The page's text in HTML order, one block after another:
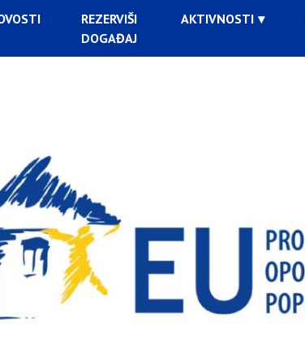
REZERVIŠI
DOGAĐAJ
AKTIVNOSTI